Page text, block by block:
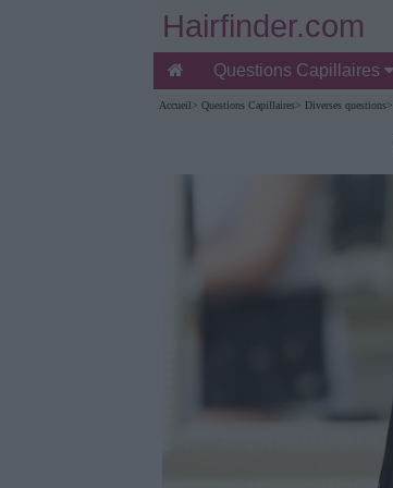
Hairfinder.com
Questions Capillaires
Accueil> Questions Capillaires> Diverses questions>